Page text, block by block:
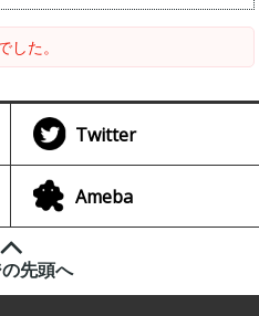
た。
Twitter
Ameba
先頭へ